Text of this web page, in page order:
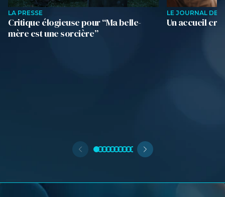
LA PRESSE
Critique élogieuse pour “Ma belle-
mère est une sorcière”
LE JOURNAL DE
Un accueil